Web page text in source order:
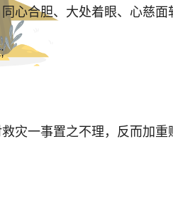
心合胆、大处着眼、心慈面
灾一事置之不理，反而加重